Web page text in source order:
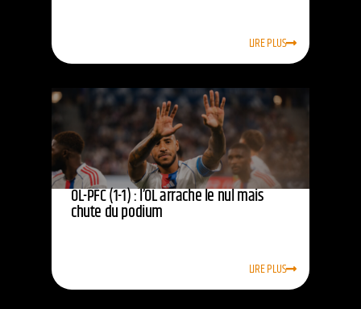
LIRE PLUS
OL-PFC (1-1) : l’OL arrache le nul mais
chute du podium
LIRE PLUS